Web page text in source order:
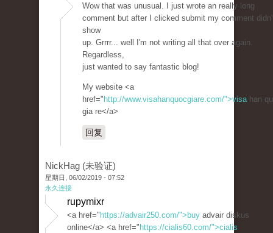
Wow that was unusual. I just wrote an really long
comment but after I clicked submit my comment
show
up. Grrrr... well I'm not writing all that over again.
Regardless,
just wanted to say fantastic blog!
My website <a
href=" http://www.visahanquocgiare.com/">visahan
gia re</a>
回复
NickHag (未验证)
星期日, 06/02/2019 - 07:52
永久连接
rupymixr
<a href=" https://advair250.com/">buy advair diskus
online</a> <a href=" https://cialis60.com/">cialis